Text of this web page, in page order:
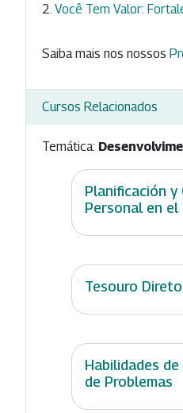
Você Tem Valor:
Saiba mais nos nossos
Cursos Relacionados
Temática:
Planificación y
Personal en el
Tesouro Direto
Habilidades
de Problemas